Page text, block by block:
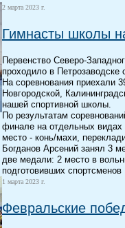
2 марта 2023 г.
Гимнасты школы
Первенство Северо-
проходило в Петрозаводске
На соревнования приехали
Новгородской,
нашей спортивной школы.
По результатам
финале на отдельных видах
место - конь/махи,
Богданов Арсений занял 3
две медали: 2 место в
подготовивших
1 марта 2023 г.
Февральские